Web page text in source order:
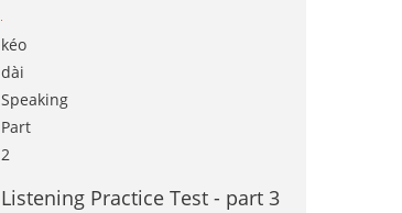
kéo
dài
Speaking
Part
2
Listening Practice Test - part 3